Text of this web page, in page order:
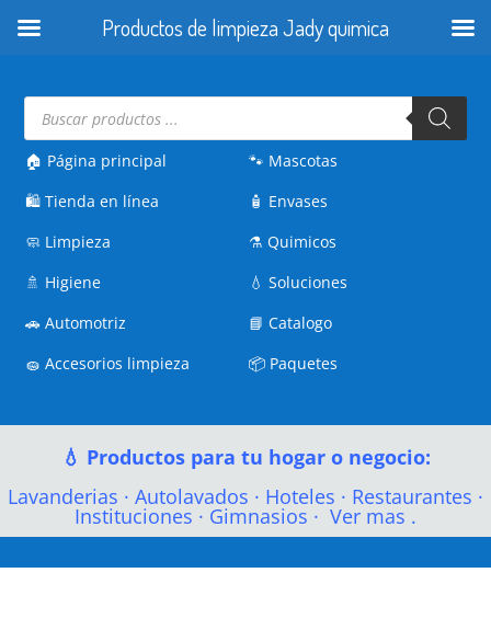
Búsqueda
productos
🏠 Página principal
🛍️Tienda en línea
🧼 Limpieza
🚿 Higiene
🚗Automotriz
🧽Accesorios limpieza
🐾 Mascotas
🧴 Envases
⚗️Quimicos
💧Soluciones
📘Catalogo
📦 Paquetes
💧 Productos para tu hogar o negocio:
Lavanderias · Autolavados · Hoteles · Restaurantes ·
Instituciones · Gimnasios · Ver mas .
Productos de limpieza Jady quimica